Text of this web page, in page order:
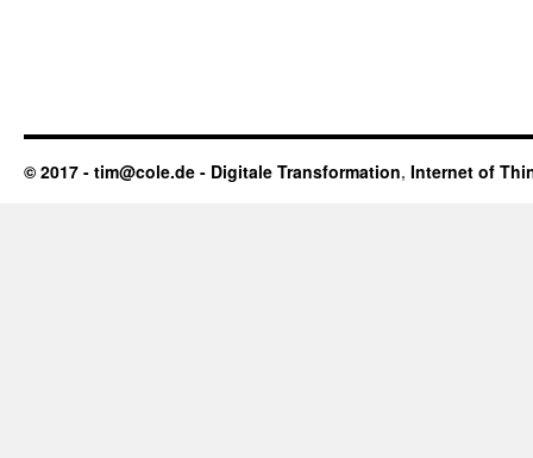
© 2017 - tim@cole.de - Digitale Transformation, Internet of